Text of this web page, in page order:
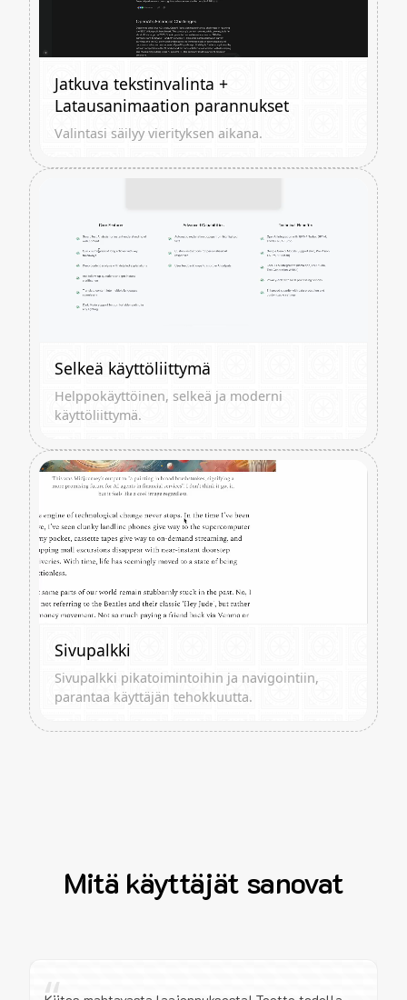
Jatkuva tekstinvalinta +
Latausanimaation parannukset
Valintasi säilyy vierityksen aikana.
Selkeä käyttöliittymä
Helppokäyttöinen, selkeä ja moderni
käyttöliittymä.
Sivupalkki
Sivupalkki pikatoimintoihin ja navigointiin,
parantaa käyttäjän tehokkuutta.
Mitä käyttäjät sanovat